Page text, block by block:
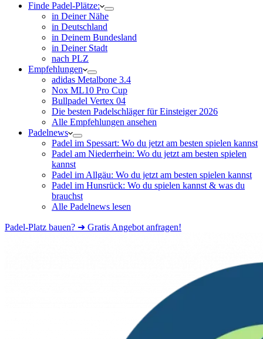
Finde Padel-Plätze:
in Deiner Nähe
in Deutschland
in Deinem Bundesland
in Deiner Stadt
nach PLZ
Empfehlungen
adidas Metalbone 3.4
Nox ML10 Pro Cup
Bullpadel Vertex 04
Die besten Padelschläger für Einsteiger 2026
Alle Empfehlungen ansehen
Padelnews
Padel im Spessart: Wo du jetzt am besten spielen kannst
Padel am Niederrhein: Wo du jetzt am besten spielen
kannst
Padel im Allgäu: Wo du jetzt am besten spielen kannst
Padel im Hunsrück: Wo du spielen kannst & was du
brauchst
Alle Padelnews lesen
Padel-Platz bauen? ➜ Gratis Angebot anfragen!